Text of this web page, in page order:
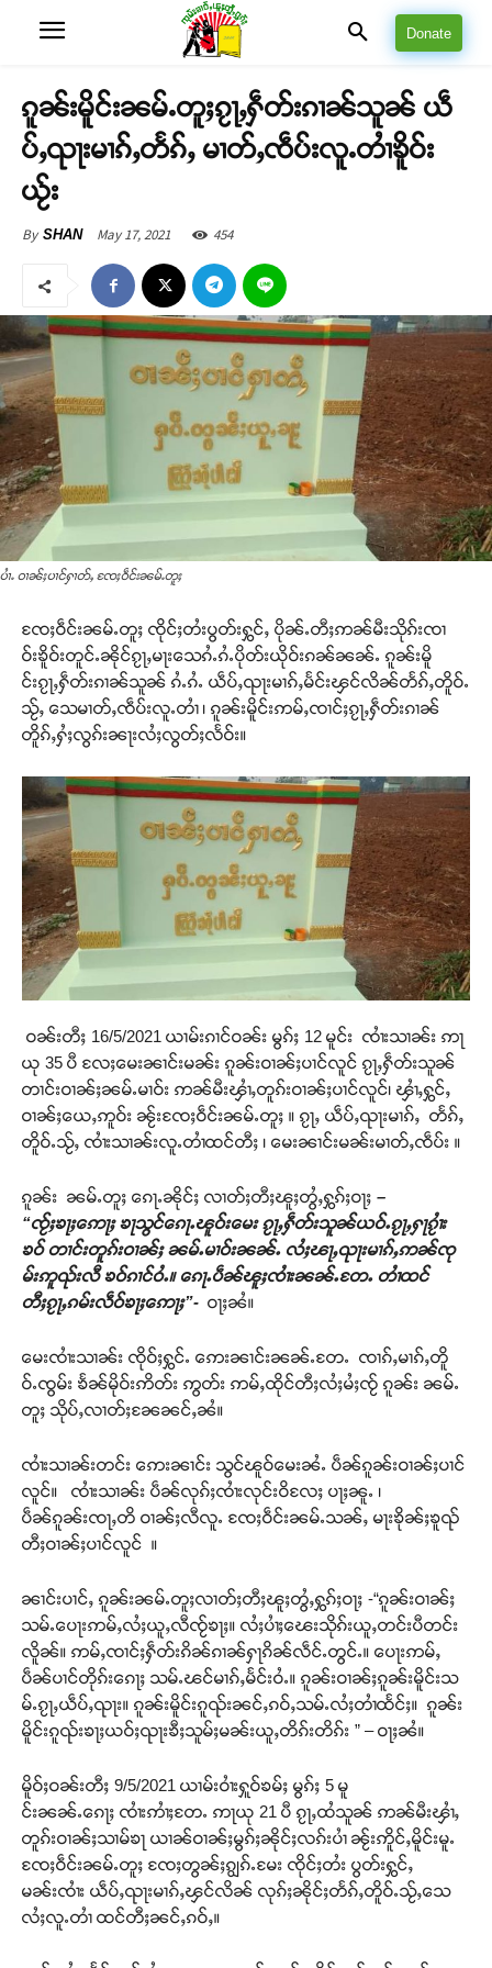
Donate
ၵူၼ်းမိူင်းၼမ်ႉတူႈၵႂႃႇႁဵတ်းၵၢၼ်သူၼ် ယဵ
ပ်ႇၺႃးမၢၵ်ႇတႅၵ်ႇ မၢတ်ႇၸဵပ်းလူႉတၢႆၶိူဝ်း
ယႂ်း
By SHAN May 17, 2021 454
ပၢႆႉ ဝၢၼ်ႈပၢင်ႁၢတ်ႇ ၸႄႈဝဵင်းၼမ်ႉတူႈ
ၸႄႈဝဵင်းၼမ်ႉတူႈ ၸိုင်ႈတႆးပွတ်းႁွင်ႇ ပိုၼ်ႉတီႈဢၼ်မီးသိုၵ်းၸၢ
ဝ်းၶိူဝ်းတူင်ႉၼိုင်ၵႂႃႇမႃးသေၵႆႉၵႆႉပိုတ်းယိုဝ်းၵၼ်ၼၼ်ႉ ၵူၼ်းမိူ
င်းၵႂႃႇႁဵတ်းၵၢၼ်သူၼ် ၵႆႉၵႆႉ ယဵပ်ႇၺႃးမၢၵ်ႇမႅင်းၾင်လိၼ်တႅၵ်ႇတိူဝ်ႉ
သႂ်ႇ သေမၢတ်ႇၸဵပ်းလူႉတၢႆ ၊ ၵူၼ်းမိူင်းဢမ်ႇၸၢင်ႈၵႂႃႇႁဵတ်းၵၢၼ်
တိူၵ်ႇႁႆႈလွၵ်းၼႃးလႆႈလွတ်ႈလႅဝ်း။
ဝၼ်းတီႈ 16/5/2021 ယၢမ်းၵၢင်ဝၼ်း မွၵ်ႈ 12 မူင်း ၸၢႆးသၢၼ်း ဢႃ
ယု 35 ပီ လႄႈမေးၼၢင်းမၼ်း ၵူၼ်းဝၢၼ်ႈပၢင်လူင် ၵႂႃႇႁဵတ်းသူၼ်
တၢင်းဝၢၼ်ႈၼမ်ႉမၢဝ်း ဢၼ်မီးၾၢႆႇတူၵ်းဝၢၼ်ႈပၢင်လူင်၊ ၾၢႆႇႁွင်ႇ
ဝၢၼ်ႈယေႇဢူဝ်း ၼႂ်းၸႄႈဝဵင်းၼမ်ႉတူႈ ။ ၵႂႃႇ ယဵပ်ႇၺႃးမၢၵ်ႇ တႅၵ်ႇ
တိူဝ်ႉသႂ်ႇ ၸၢႆးသၢၼ်းလူႉတၢႆထင်တီႈ ၊ မေးၼၢင်းမၼ်းမၢတ်ႇၸဵပ်း ။
ၵူၼ်း ၼမ်ႉတူႈ ၵေႃႉၼိုင်ႈ လၢတ်ႈတီႈၽူႈတွႆႇႁွၵ်ႈဝႃႈ –
“ၸႂ်ႈၶႃႈဢေႃႈ ၶႃသွင်ၵေႃႉၽူဝ်းမေး ၵႂႃႇႁဵတ်းသူၼ်ယဝ်ႉၵႂႃႇႁႃၵႂၢႆး
ၶဝ် တၢင်းတူၵ်းဝၢၼ်ႈ ၼမ်ႉမၢဝ်းၼၼ်ႉ လႆႈၽႃႇၺႃးမၢၵ်ႇဢၼ်ၸု
မ်းဢူၺ်းလီ ၶဝ်ၵၢင်ဝႆႉ။ ၵေႃႉပဵၼ်ၽူႈၸၢႆးၼၼ်ႉတႄႉ တၢႆထင်
တီႈၵႂႃႇၵမ်းလဵဝ်ၶႃႈဢေႃႈ”- ဝႃႈၼႆ။
မေးၸၢႆးသၢၼ်း ၸိုဝ်ႈႁွင်ႉ ဢေးၼၢင်းၼၼ်ႉတႄႉ ၸၢၵ်ႇမၢၵ်ႇတိူ
ဝ်ႉၸွမ်း ၶႅၼ်မိုဝ်းဢိတ်း ဢွတ်း ဢမ်ႇထိုင်တီႈလႆႈမႆႈၸႂ် ၵူၼ်း ၼမ်ႉ
တူႈ သိုပ်ႇလၢတ်ႈၼႄၼင်ႇၼႆ။
ၸၢႆးသၢၼ်းတင်း ဢေးၼၢင်း သွင်ၽူဝ်မေးၼႆႉ ပဵၼ်ၵူၼ်းဝၢၼ်ႈပၢင်
လူင်။ ၸၢႆးသၢၼ်း ပဵၼ်လုၵ်ႈၸၢႆးလုင်းဝိလႄႈ ပႃႈၼူႉ ၊
ပဵၼ်ၵူၼ်းၸႃႇတိ ဝၢၼ်ႈလီလူႉ ၸႄႈဝဵင်းၼမ်ႉသၼ်ႇ မႃးၶိုၼ်ႈၶူၺ်
တီႈဝၢၼ်ႈပၢင်လူင် ။
ၼၢင်းပၢင်ႇ ၵူၼ်းၼမ်ႉတူႈလၢတ်ႈတီႈၽူႈတွႆႇႁွၵ်ႈဝႃႈ -“ၵူၼ်းဝၢၼ်ႈ
သမ်ႉပေႃးဢမ်ႇလႆႈယူႇလီၸႂ်ၶႃႈ။ လႆႈပၢႆႈၽေးသိုၵ်းယူႇတင်းပီတင်း
လိူၼ်။ ဢမ်ႇၸၢင်ႈႁဵတ်းၵိၼ်ၵၢၼ်ႁႃၵိၼ်လဵင်ႉတွင်ႉ။ ပေႃးဢမ်ႇ
ပဵၼ်ပၢင်တိုၵ်းၵေႃႈ သမ်ႉၽင်မၢၵ်ႇမႅင်းဝႆႉ။ ၵူၼ်းဝၢၼ်ႈၵူၼ်းမိူင်းသ
မ်ႉၵႂႃႇယဵပ်ႇၺႃး။ ၵူၼ်းမိူင်းၵူၺ်းၼင်ႇၵဝ်ႇသမ်ႉလႆႈတၢႆထႅင်ႈ။ ၵူၼ်း
မိူင်းၵူၺ်းၶႃႈယဝ်ႈၺႃးၶီႈသူမ်ႈမၼ်းယူႇတိၵ်းတိၵ်း ” – ဝႃႈၼႆ။
မိူဝ်ႈဝၼ်းတီႈ 9/5/2021 ယၢမ်းဝၢႆးႁူဝ်ၶမ်ႈ မွၵ်ႈ 5 မူ
င်းၼၼ်ႉၵေႃႈ ၸၢႆးဢၢႆႈတႄႉ ဢႃယု 21 ပီ ၵႂႃႇထႆသူၼ် ဢၼ်မီးၾၢႆႇ
တူၵ်းဝၢၼ်ႈသၢမ်ၶႃ ယၢၼ်ဝၢၼ်ႈမွၵ်ႈၼိုင်ႈလၵ်းပၢႆ ၼႂ်းဢိူင်ႇမိူင်းမူႉ
ၸႄႈဝဵင်းၼမ်ႉတူႈ ၸႄႈတွၼ်ႈၵျွၵ်ႉမႄး ၸိုင်ႈတႆး ပွတ်းႁွင်ႇ
မၼ်းၸၢႆး ယဵပ်ႇၺႃးမၢၵ်ႇၾင်လိၼ် လုၵ်ႈၼိုင်ႈတႅၵ်ႇတိူဝ်ႉသႂ်ႇသေ
လႆႈလူႉတၢႆ ထင်တီႈၼင်ႇၵဝ်ႇ။